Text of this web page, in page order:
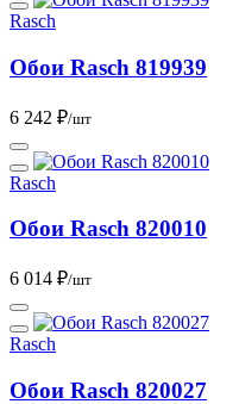
Rasch
Обои Rasch 819939
6 242 ₽/шт
Rasch
Обои Rasch 820010
6 014 ₽/шт
Rasch
Обои Rasch 820027